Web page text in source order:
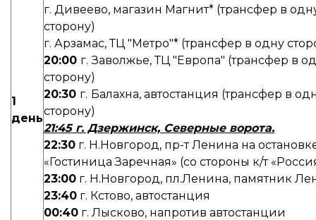
1
день
г. Дивеево, магазин Магнит* (трансфер в
сторону)
г. Арзамас, ТЦ "Метро"* (трансфер в одну
20:00 г. Заволжье, ТЦ "Европа" (трансфер в
сторону)
20:30 г. Балахна, автостанция (трансфер в
сторону)
21:45 г. Дзержинск, Северные ворота.
22:30 г. Н.Новгород, пр-т Ленина на
«Гостиница Заречная» (со стороны к/т
23:00 г. Н.Новгород, пл.Ленина, памятник
23:40 г. Кстово, автостанция
00:40 г. Лысково, напротив автостанции